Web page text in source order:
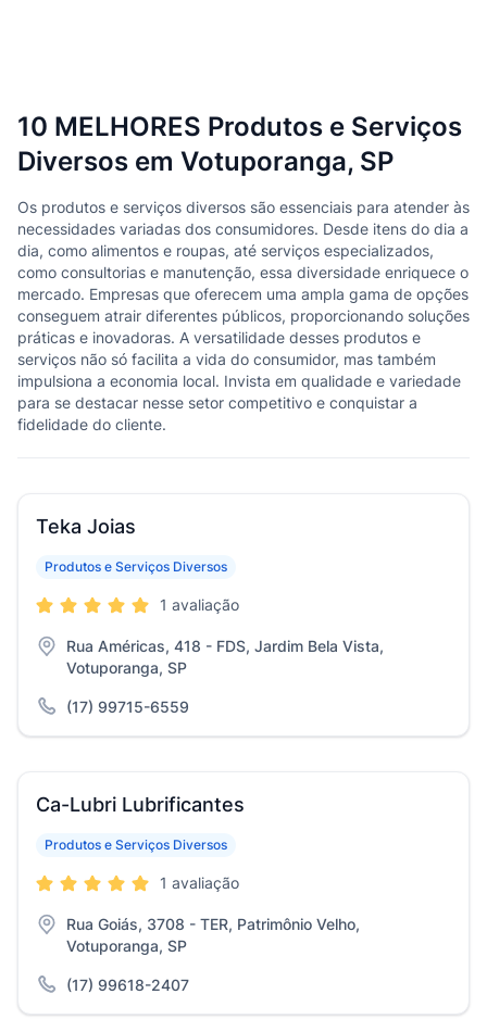
10 MELHORES Produtos e Serviços
Diversos em Votuporanga, SP
Os produtos e serviços diversos são essenciais para atender às
necessidades variadas dos consumidores. Desde itens do dia a
dia, como alimentos e roupas, até serviços especializados,
como consultorias e manutenção, essa diversidade enriquece o
mercado. Empresas que oferecem uma ampla gama de opções
conseguem atrair diferentes públicos, proporcionando soluções
práticas e inovadoras. A versatilidade desses produtos e
serviços não só facilita a vida do consumidor, mas também
impulsiona a economia local. Invista em qualidade e variedade
para se destacar nesse setor competitivo e conquistar a
fidelidade do cliente.
Teka Joias
Produtos e Serviços Diversos
1 avaliação
Rua Américas, 418 - FDS, Jardim Bela Vista,
Votuporanga, SP
(17) 99715-6559
Ca-Lubri Lubrificantes
Produtos e Serviços Diversos
1 avaliação
Rua Goiás, 3708 - TER, Patrimônio Velho,
Votuporanga, SP
(17) 99618-2407